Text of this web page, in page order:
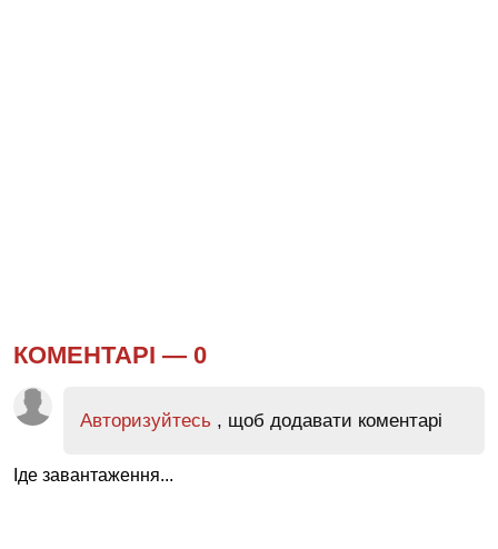
КОМЕНТАРІ — 0
Авторизуйтесь , щоб додавати коментарі
Іде завантаження...